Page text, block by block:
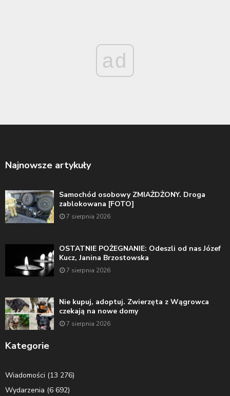
ad
Najnowsze artykuły
Samochód osobowy ZMIAŻDŻONY. Droga
zablokowana [FOTO]
7 sierpnia 2026
OSTATNIE POŻEGNANIE: Odeszli od nas Józef
Kucz, Janina Brzostowska
7 sierpnia 2026
Nie kupuj, adoptuj. Zwierzęta z Wągrowca
czekają na nowe domy
7 sierpnia 2026
Kategorie
Wiadomości (13 276)
Wydarzenia (6 692)